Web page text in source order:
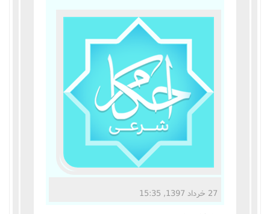
زندگی نامه مراجع تقلید
27 خرداد 1397, 15:35